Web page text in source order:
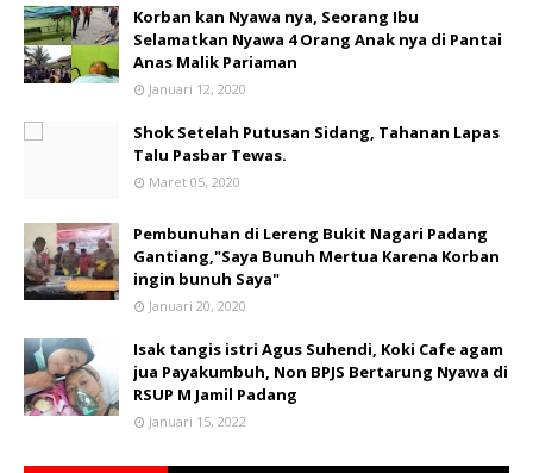
Korban kan Nyawa nya, Seorang Ibu
Selamatkan Nyawa 4 Orang Anak nya di Pantai
Anas Malik Pariaman
Januari 12, 2020
Shok Setelah Putusan Sidang, Tahanan Lapas
Talu Pasbar Tewas.
Maret 05, 2020
Pembunuhan di Lereng Bukit Nagari Padang
Gantiang,"Saya Bunuh Mertua Karena Korban
ingin bunuh Saya"
Januari 20, 2020
Isak tangis istri Agus Suhendi, Koki Cafe agam
jua Payakumbuh, Non BPJS Bertarung Nyawa di
RSUP M Jamil Padang
Januari 15, 2022